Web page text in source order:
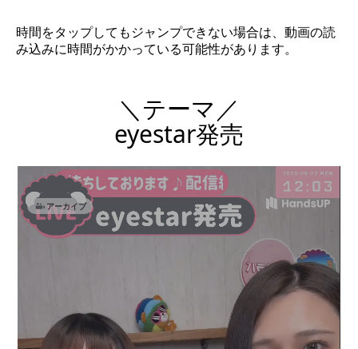
時間をタップしてもジャンプできない場合は、動画の読
み込みに時間がかかっている可能性があります。
＼テーマ／
eyestar発売